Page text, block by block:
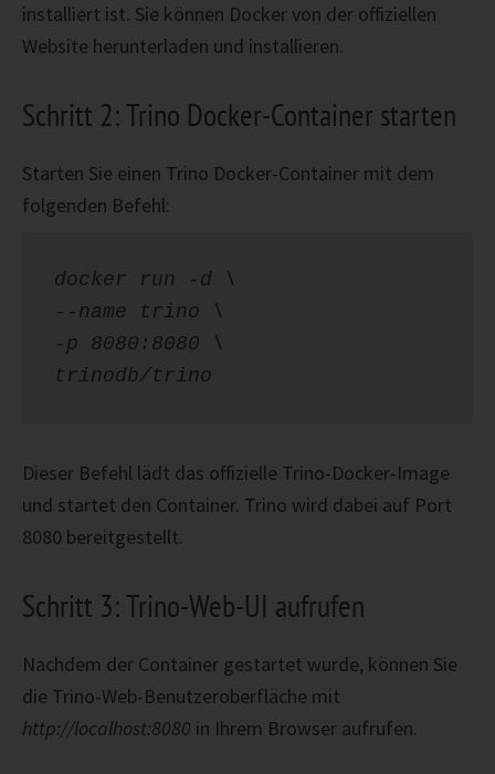
installiert ist. Sie können Docker von der offiziellen
Website herunterladen und installieren.
Schritt 2: Trino Docker-Container starten
Starten Sie einen Trino Docker-Container mit dem
folgenden Befehl:
docker run -d \
--name trino \
-p 8080:8080 \
trinodb/trino
Dieser Befehl lädt das offizielle Trino-Docker-Image
und startet den Container. Trino wird dabei auf Port
8080 bereitgestellt.
Schritt 3: Trino-Web-UI aufrufen
Nachdem der Container gestartet wurde, können Sie
die Trino-Web-Benutzeroberfläche mit
http://localhost:8080 in Ihrem Browser aufrufen.